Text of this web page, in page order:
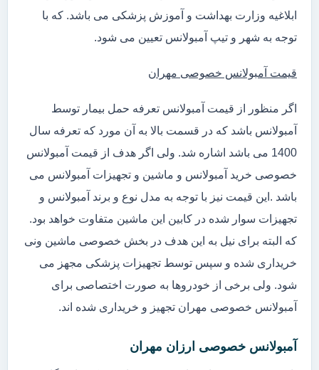
ابلاغیه وزارت بهداشت و آموزش پزشکی می باشد. که با
توجه به شهر و تیپ آمبولانس تعیین می شود.
قیمت آمبولانس خصوصی مهران
اگر منظور از قیمت آمبولانس تعرفه حمل بیمار توسط
آمبولانس باشد که در قسمت بالا به آن مورد که تعرفه سال
1400 می باشد اشاره شد. ولی اگر هدف از قیمت آمبولانس
خصوصی خرید آمبولانس و ماشین و تجهیزات آمبولانس می
باشد .این قیمت نیز با توجه به مدل نوع و برند آمبولانس و
تجهیزات سوار شده در کابین این ماشین متفاوت خواهد بود.
که البته برای نیل به این هدف در بخش خصوصی ماشین ونی
خریداری شده و سپس توسط تجهیزات پزشکی مجهز می
شود. ولی برخی از خودروها به صورت اختصاصی برای
آمبولانس خصوصی مهران تجهیز و خریداری شده اند.
آمبولانس خصوصی ارزان مهران